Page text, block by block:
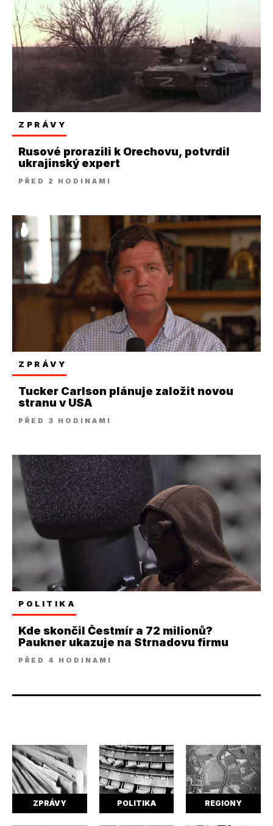
ZPRÁVY
Rusové prorazili k Orechovu, potvrdil
ukrajinský expert
PŘED 2 HODINAMI
ZPRÁVY
Tucker Carlson plánuje založit novou
stranu v USA
PŘED 3 HODINAMI
POLITIKA
Kde skončil Čestmír a 72 milionů?
Paukner ukazuje na Strnadovu firmu
PŘED 4 HODINAMI
ZPRÁVY POLITIKA REGIONY